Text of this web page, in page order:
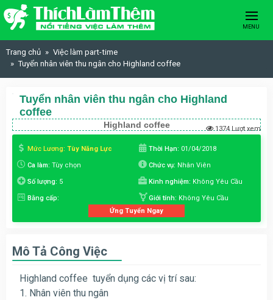
Skip to content
MENU
Trang chủ
Việc làm part-time
Tuyển nhân viên thu ngân cho Highland coffee
Tuyển nhân viên thu ngân cho Highland
coffee
Highland coffee 1374 Lượt xem
Mức Lương: Tùy Năng Lực Thời Hạn: 01/04/2018
Ca làm: Tùy chọn Chức vụ: Nhân Viên
Số lượng: 5 Kinh nghiệm: Không Yêu Cầu
Bằng cấp: Giới tính: Không Yêu Cầu
Ứng Tuyển Ngay
Mô Tả Công Việc
Highland coffee tuyển dụng các vị trí sau:
1. Nhân viên thu ngân